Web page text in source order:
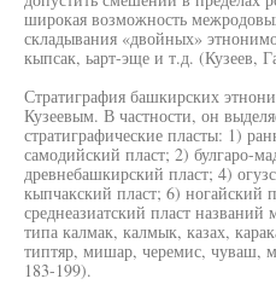
широкая возможность
складывания «двойных»
кыпсак, ьарт-эще и т.д. (Кузеев,
Стратиграфия башкирских
Кузеевым. В частности, он
стратиграфические пласты: 1)
самодийский пласт; 2) булгаро-
древнебашкирский пласт; 4)
кыпчакский пласт; 6) ногайский
среднеазиатский пласт
типа калмак, калмык, казах,
типтяр, мишар, черемис, чуваш,
183-199).